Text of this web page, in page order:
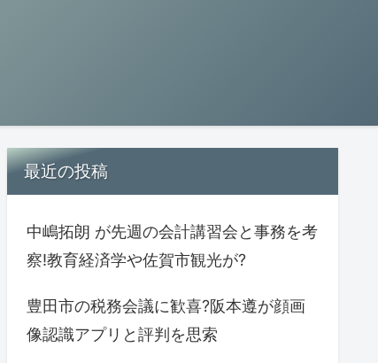
最近の投稿
中嶋拓朗 が先週の会計講習会と事務を考
察!教育経済学や佐賀市観光が?
豊田市の税務会議に歓喜?阪本遵が顔画
像認識アプリと評判を思索